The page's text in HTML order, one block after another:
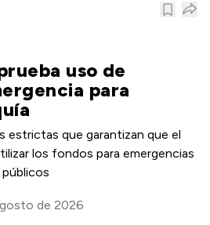
uso de
para
estrictas que garantizan que el
los fondos para emergencias
de 2026